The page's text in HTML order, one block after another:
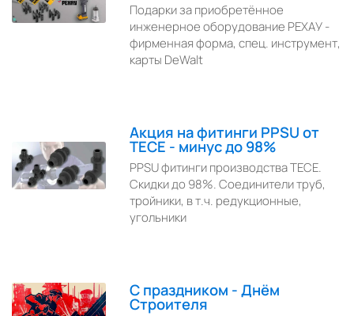
Подарки за приобретённое
инженерное оборудование РЕХАУ -
фирменная форма, спец. инструмент,
карты DeWalt
Акция на фитинги PPSU от
TECE - минус до 98%
PPSU фитинги производства TECE.
Скидки до 98%. Соединители труб,
тройники, в т.ч. редукционные,
угольники
С праздником - Днём
Строителя